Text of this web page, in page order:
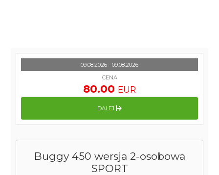
Buggy 450 wersja 2-osobowa
SPORT
09.08.2026 - 09.08.2026
CENA
80.00 EUR
DALEJ